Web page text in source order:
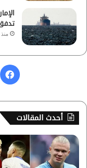
منذ 4 أيام
ب
و
أحدث المقالات